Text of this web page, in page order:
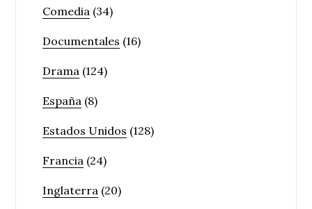
Comedia (34)
Documentales (16)
Drama (124)
España (8)
Estados Unidos (128)
Francia (24)
Inglaterra (20)